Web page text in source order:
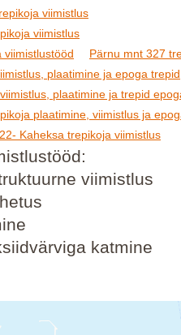
viimistlus
viimistlus
viimistlustööd
Pärnu mnt 327
plaatimine ja epoga trepid
plaatimine ja trepid
plaatimine, viimistlus ja
Kaheksa trepikoja viimistlus
viimistlus
katmine